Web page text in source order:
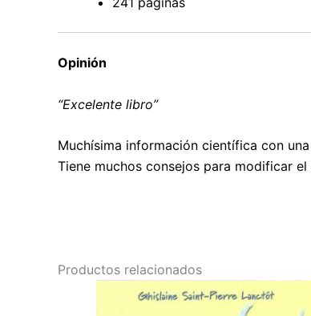
Opinión
“Excelente libro”
Muchísima información científica con
Tiene muchos consejos para modificar
Productos relacionados